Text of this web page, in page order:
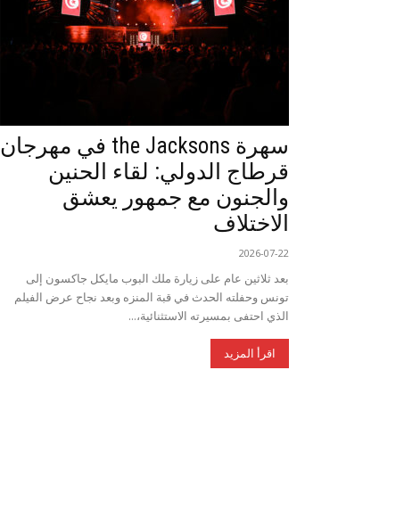
سهرة the Jacksons في مهرجان
قرطاج الدولي: لقاء الحنين
والجنون مع جمهور يعشق
الاختلاف
2026-07-22
بعد ثلاثين عام على زيارة ملك البوب مايكل جاكسون إلى
تونس وحفلته الحدث في قبة المنزه وبعد نجاح عرض الفيلم
الذي احتفى بمسيرته الاستثنائية،...
اقرأ المزيد